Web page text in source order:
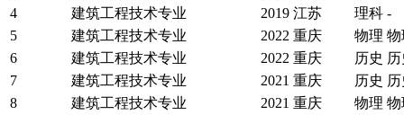
4
建筑工程技术专业 2019 江苏 理科 -
5
建筑工程技术专业 2022 重庆 物理 物
6
建筑工程技术专业 2022 重庆 历史
7
建筑工程技术专业 2021 重庆 历史
8
建筑工程技术专业 2021 重庆 物理 物